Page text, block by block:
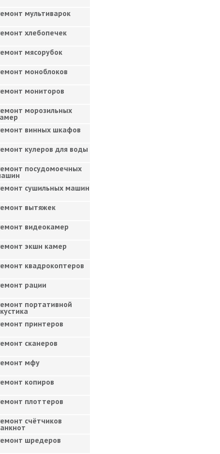
мультиварок
хлебопечек
мясорубок
моноблоков
мониторов
морозильных
винных шкафов
кулеров для воды
посудомоечных
сушильных машин
вытяжек
видеокамер
экшн камер
квадрокоптеров
рации
портативной
принтеров
сканеров
мфу
копиров
плоттеров
счётчиков
шредеров